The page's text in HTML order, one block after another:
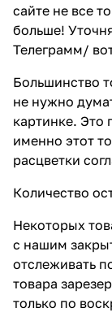
сайте не все
больше!
Телеграмм/
Большинство
не нужно
картинке. Это
именно этот
расцветки
Количество
Некоторых
с нашим
отслеживать
товара
только по